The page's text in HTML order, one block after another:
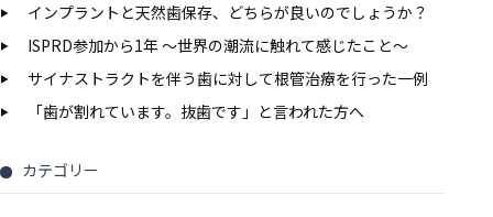
インプラントと天然歯保存、どちらが良いのでしょうか？
ISPRD参加から1年 〜世界の潮流に触れて感じたこと〜
サイナストラクトを伴う歯に対して根管治療を行った一例
「歯が割れています。抜歯です」と言われた方へ
カテゴリー